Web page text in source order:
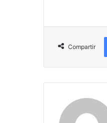
Compartir